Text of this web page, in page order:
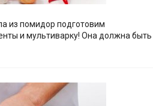
из помидор подготовим
и мультиварку! Она должна быть